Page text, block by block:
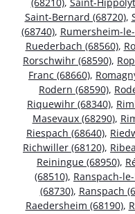
Saint-Bernard (68720),
(68740), Rumersheim-
Ruederbach (68560),
Rorschwihr (68590),
Franc (68660),
Rodern (68590),
Riquewihr (68340),
Masevaux (68290),
Riespach (68640),
Richwiller (68120),
Reiningue (68950),
(68510), Ranspach-
(68730), Ranspach
Raedersheim (68190),